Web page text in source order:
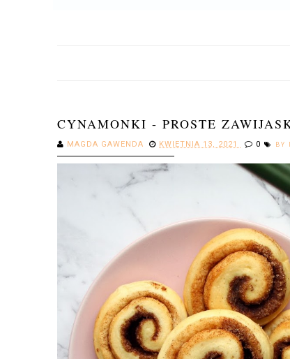
CYNAMONKI - PROSTE
MAGDA GAWENDA KWIETNIA 13, 2021 0 BY